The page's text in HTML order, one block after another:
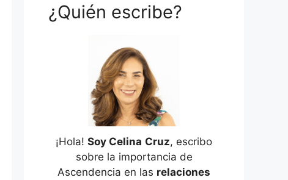
¿Quién escribe?
¡Hola! Soy Celina Cruz, escribo
sobre la importancia de
Ascendencia en las relaciones